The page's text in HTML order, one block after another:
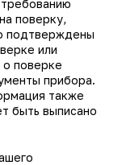
поверку,
подтверждены
или
о поверке
прибора.
также
быть выписано